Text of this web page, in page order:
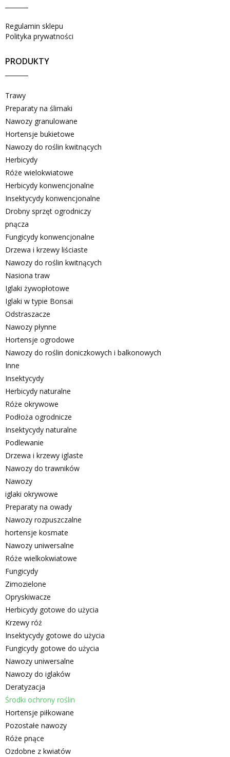
Regulamin sklepu
Polityka prywatności
PRODUKTY
Trawy
Preparaty na ślimaki
Nawozy granulowane
Hortensje bukietowe
Nawozy do roślin kwitnących
Herbicydy
Róże wielokwiatowe
Herbicydy konwencjonalne
Insektycydy konwencjonalne
Drobny sprzęt ogrodniczy
pnącza
Fungicydy konwencjonalne
Drzewa i krzewy liściaste
Nawozy do roślin kwitnących
Nasiona traw
Iglaki żywopłotowe
Iglaki w typie Bonsai
Odstraszacze
Nawozy płynne
Hortensje ogrodowe
Nawozy do roślin doniczkowych i balkonowych
Inne
Insektycydy
Herbicydy naturalne
Róże okrywowe
Podłoża ogrodnicze
Insektycydy naturalne
Podlewanie
Drzewa i krzewy iglaste
Nawozy do trawników
Nawozy
iglaki okrywowe
Preparaty na owady
Nawozy rozpuszczalne
hortensje kosmate
Nawozy uniwersalne
Róże wielkokwiatowe
Fungicydy
Zimozielone
Opryskiwacze
Herbicydy gotowe do użycia
Krzewy róż
Insektycydy gotowe do użycia
Fungicydy gotowe do użycia
Nawozy uniwersalne
Nawozy do iglaków
Deratyzacja
Środki ochrony roślin
Hortensje piłkowane
Pozostałe nawozy
Róże pnące
Ozdobne z kwiatów